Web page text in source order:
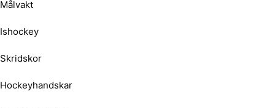
Målvakt
Ishockey
Skridskor
Hockeyhandskar